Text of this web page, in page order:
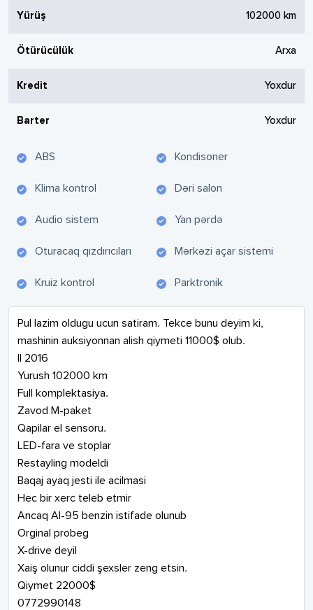
Yürüş 102000 km
Ötürücülük Arxa
Kredit Yoxdur
Barter Yoxdur
ABS Kondisoner
Klima kontrol Dəri salon
Audio sistem Yan pərdə
Oturacaq qızdırıcıları Mərkəzi açar sistemi
Kruiz kontrol Parktronik
Pul lazim oldugu ucun satiram. Tekce bunu deyim ki,
mashinin auksiyonnan alish qiymeti 11000$ olub.
Il 2016
Yurush 102000 km
Full komplektasiya.
Zavod M-paket
Qapilar el sensoru.
LED-fara ve stoplar
Restayling modeldi
Baqaj ayaq jesti ile acilmasi
Hec bir xerc teleb etmir
Ancaq AI-95 benzin istifade olunub
Orginal probeg
X-drive deyil
Xaiş olunur ciddi şexsler zeng etsin.
Qiymet 22000$
0772990148